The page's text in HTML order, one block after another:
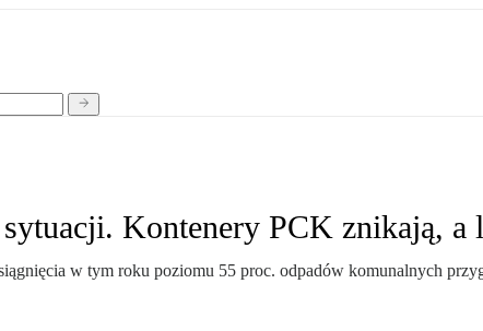
Kontenery PCK znikają,
w tym roku poziomu 55 proc. odpadów komunalnych